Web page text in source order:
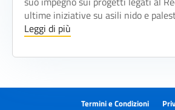
ultime iniziative su asili nido e
Leggi di più
Termini e Condizioni